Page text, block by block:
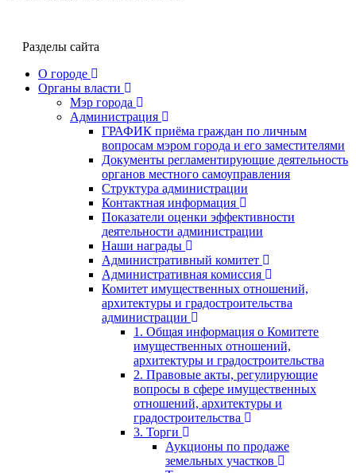
Разделы сайта
О городе
Органы власти
Мэр города
Администрация
ГРАФИК приёма граждан по личным
вопросам мэром города и его заместителями
Документы регламентирующие деятельность
органов местного самоуправления
Структура администрации
Контактная информация
Показатели оценки эффективности
деятельности администрации
Наши награды
Административный комитет
Административная комиссия
Комитет имущественных отношений,
архитектуры и градостроительства
администрации
1. Общая информация о Комитете
имущественных отношений,
архитектуры и градостроительства
2. Правовые акты, регулирующие
вопросы в сфере имущественных
отношений, архитектуры и
градостроительства
3. Торги
Аукционы по продаже
земельных участков